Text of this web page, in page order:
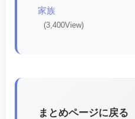
家族
(3,400View)
まとめページに戻る